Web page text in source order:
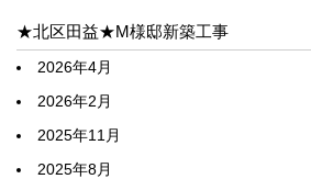
★北区田益★M様邸新築工事
2026年4月
2026年2月
2025年11月
2025年8月